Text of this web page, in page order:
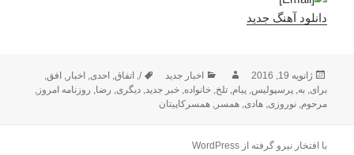
دانلود آهنگ جدید
ارسال
شده
در
ژانویه 19, 2016 نویسندهدسته‌ها
اخبار جدید برچسب‌ها
/
,اتفاق ,احدی ,اخبار ,افق
برای ,به ,پرسپولیس ,پیام ,تلخ ,خانواده ,خبر جدید ,دیگری رضا روزنامه امروز
مرحوم ,نوروزی ,هادی ,همسر ,همسرکاپیتان
با افتخار نیرو گرفته از WordPress